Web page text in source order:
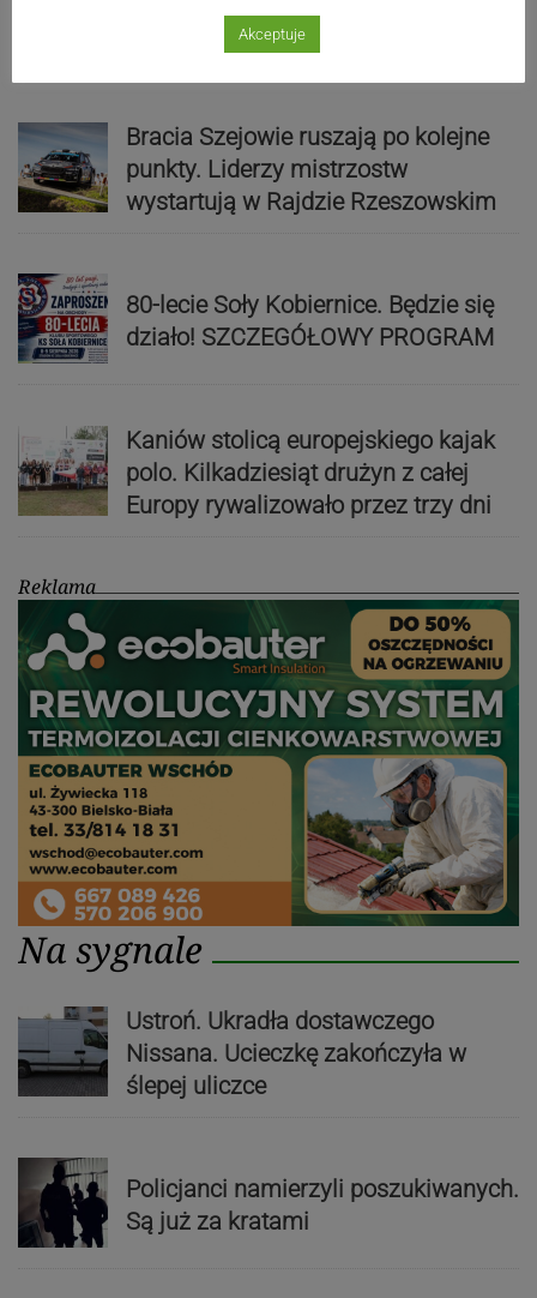
Bracia Szejowie ruszają po kolejne
punkty. Liderzy mistrzostw
wystartują w Rajdzie Rzeszowskim
80-lecie Soły Kobiernice. Będzie się
działo! SZCZEGÓŁOWY PROGRAM
Kaniów stolicą europejskiego kajak
polo. Kilkadziesiąt drużyn z całej
Europy rywalizowało przez trzy dni
Reklama
Na sygnale
Ustroń. Ukradła dostawczego
Nissana. Ucieczkę zakończyła w
ślepej uliczce
Policjanci namierzyli poszukiwanych.
Są już za kratami
Akceptuje